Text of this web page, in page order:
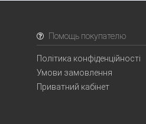
Помощь покупателю
Політика конфіденційності
Умови замовлення
Приватний кабінет